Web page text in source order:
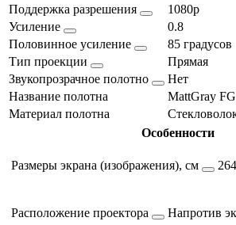
Поддержка разрешения
1080p
Усиление
0.8
Половинное усиление
85 градусов
Тип проекции
Прямая
Звукопрозрачное полотно
Нет
Название полотна
MattGray
Материал полотна
Особенности
Размеры экрана (изображения), см
Расположение проектора Напротив